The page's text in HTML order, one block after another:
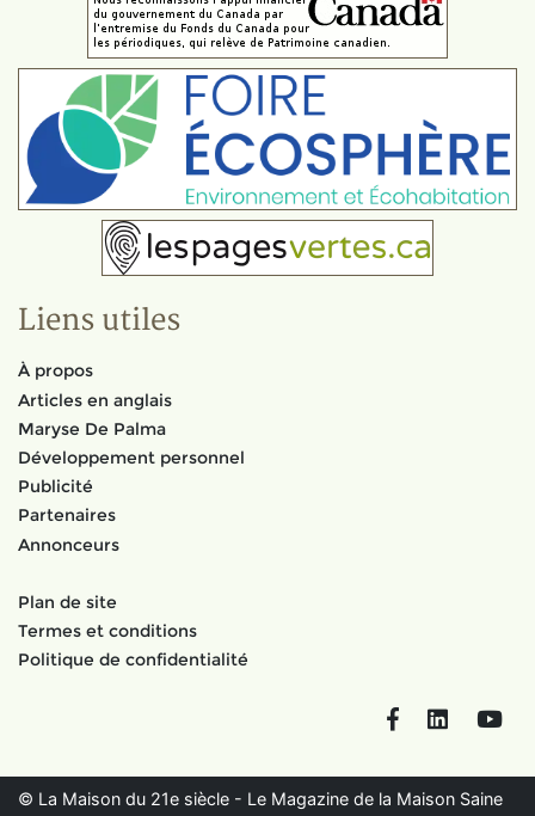
Liens utiles
À propos
Articles en anglais
Maryse De Palma
Développement personnel
Publicité
Partenaires
Annonceurs
Plan de site
Termes et conditions
Politique de confidentialité
FacebookLinkedIn
© La Maison du 21e siècle - Le Magazine de la Maison Saine